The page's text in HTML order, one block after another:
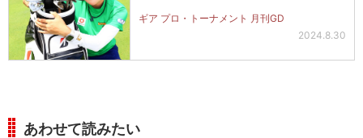
ギア プロ・トーナメント 月刊GD
2024.8.30
あわせて読みたい